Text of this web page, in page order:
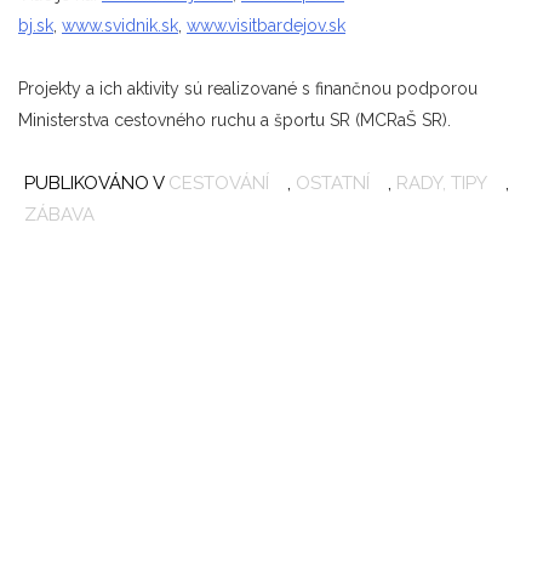
bj.sk www.svidnik.sk www.visitbardejov.sk
Projekty a ich aktivity sú realizované s finančnou podporou
Ministerstva cestovného ruchu a športu SR (MCRaŠ SR).
PUBLIKOVÁNO V CESTOVÁNÍ , OSTATNÍ , RADY, TIPY
,
ZÁBAVA